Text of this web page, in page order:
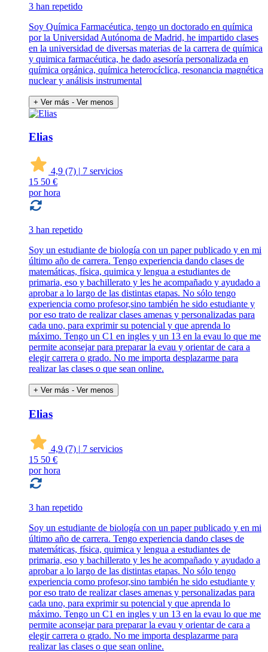
3 han repetido
Soy Química Farmacéutica, tengo un doctorado en química
por la Universidad Autónoma de Madrid, he impartido clases
en la universidad de diversas materias de la carrera de química
y quimica farmacéutica, he dado asesoría personalizada en
química orgánica, química heterocíclica, resonancia magnética
nuclear y análisis instrumental
+ Ver más - Ver menos
Elias
4,9 (7) | 7 servicios
15 50 €
por hora
3 han repetido
Soy un estudiante de biología con un paper publicado y en mi
último año de carrera. Tengo experiencia dando clases de
matemáticas, física, quimica y lengua a estudiantes de
primaria, eso y bachillerato y les he acompañado y ayudado a
aprobar a lo largo de las distintas etapas. No sólo tengo
experiencia como profesor,sino también he sido estudiante y
por eso trato de realizar clases amenas y personalizadas para
cada uno, para exprimir su potencial y que aprenda lo
máximo. Tengo un C1 en ingles y un 13 en la evau lo que me
permite aconsejar para preparar la evau y orientar de cara a
elegir carrera o grado. No me importa desplazarme para
realizar las clases o que sean online.
+ Ver más - Ver menos
Elias
4,9 (7) | 7 servicios
15 50 €
por hora
3 han repetido
Soy un estudiante de biología con un paper publicado y en mi
último año de carrera. Tengo experiencia dando clases de
matemáticas, física, quimica y lengua a estudiantes de
primaria, eso y bachillerato y les he acompañado y ayudado a
aprobar a lo largo de las distintas etapas. No sólo tengo
experiencia como profesor,sino también he sido estudiante y
por eso trato de realizar clases amenas y personalizadas para
cada uno, para exprimir su potencial y que aprenda lo
máximo. Tengo un C1 en ingles y un 13 en la evau lo que me
permite aconsejar para preparar la evau y orientar de cara a
elegir carrera o grado. No me importa desplazarme para
realizar las clases o que sean online.